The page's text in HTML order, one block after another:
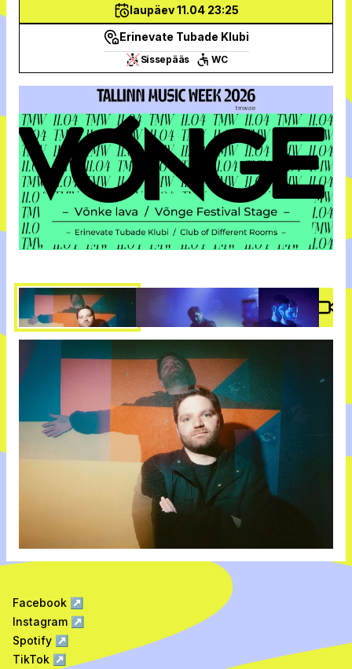
laupäev 11.04 23:25
Erinevate Tubade Klubi
Sissepääs WC
Facebook ↗
Instagram ↗
Spotify ↗
TikTok ↗